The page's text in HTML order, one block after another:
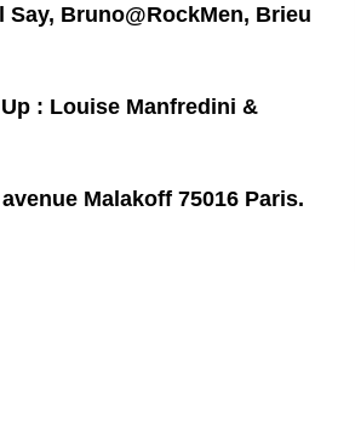
Say, Bruno@RockMen, Brieu
: Louise Manfredini &
Malakoff 75016 Paris.